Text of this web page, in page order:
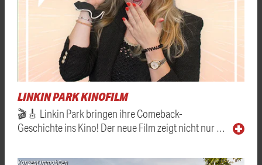
LINKIN PARK KINOFILM
🎬🎸 Linkin Park bringen ihre Comeback-
Geschichte ins Kino! Der neue Film zeigt nicht nur …
Konzept Immobilien